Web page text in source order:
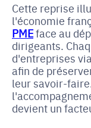
Cette reprise
l'économie
PMEface au
dirigeants.
d'entreprises
afin de
leur savoir-
devient un